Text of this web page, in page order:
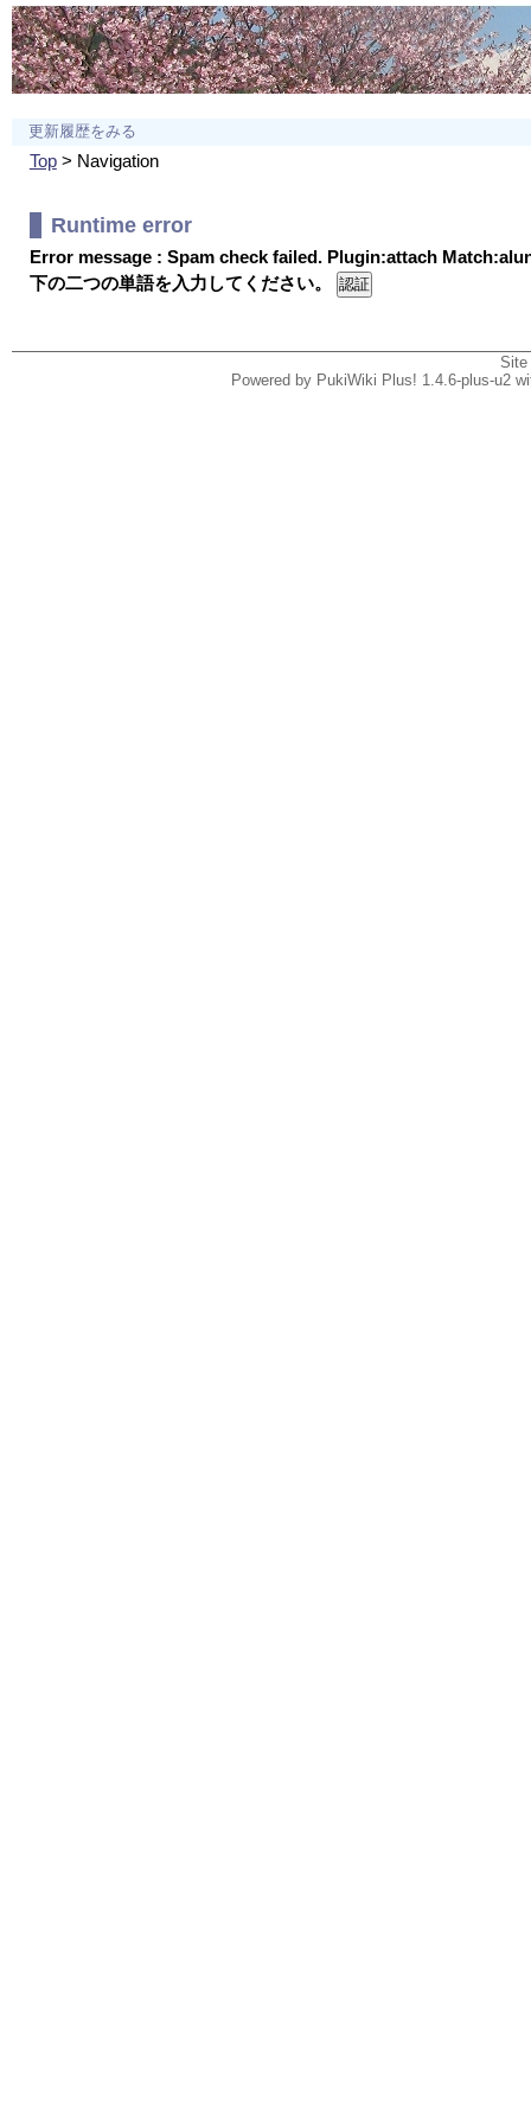
更新履歴をみる
Top> Navigation
Runtime error
Error message : Spam check failed. Plugin:attach
下の二つの単語を入力してください。
Powered by PukiWiki Plus! 1.4.6-plus-u2